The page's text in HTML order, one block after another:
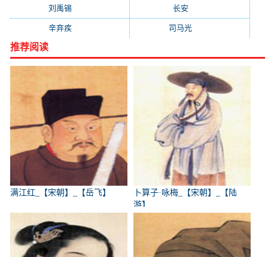
刘禹锡 长安(695)
辛弃疾 司马光
推荐阅读
满江红_【宋朝】_【岳飞】
卜算子·咏梅_【宋朝】_【陆
游】